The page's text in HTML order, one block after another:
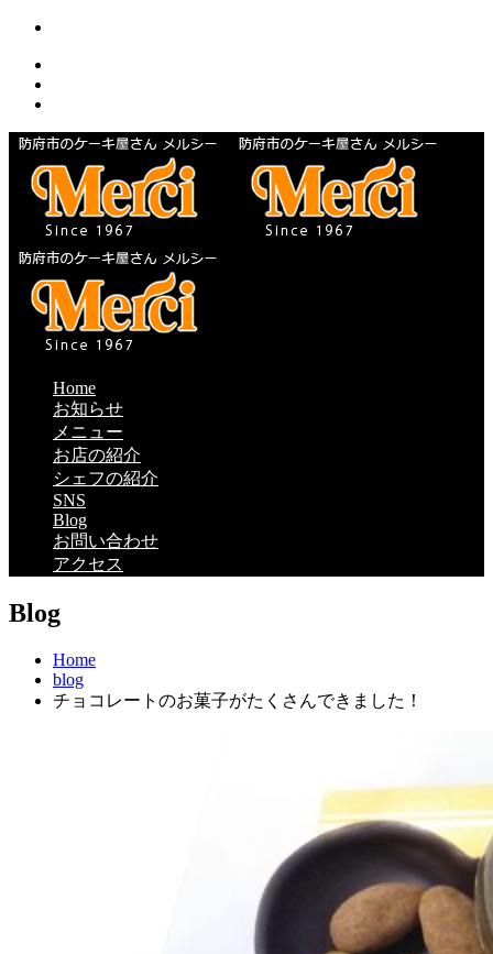
Home
お知らせ
メニュー
お店の紹介
シェフの紹介
SNS
Blog
お問い合わせ
アクセス
Blog
Home
blog
チョコレートのお菓子がたくさんできました！